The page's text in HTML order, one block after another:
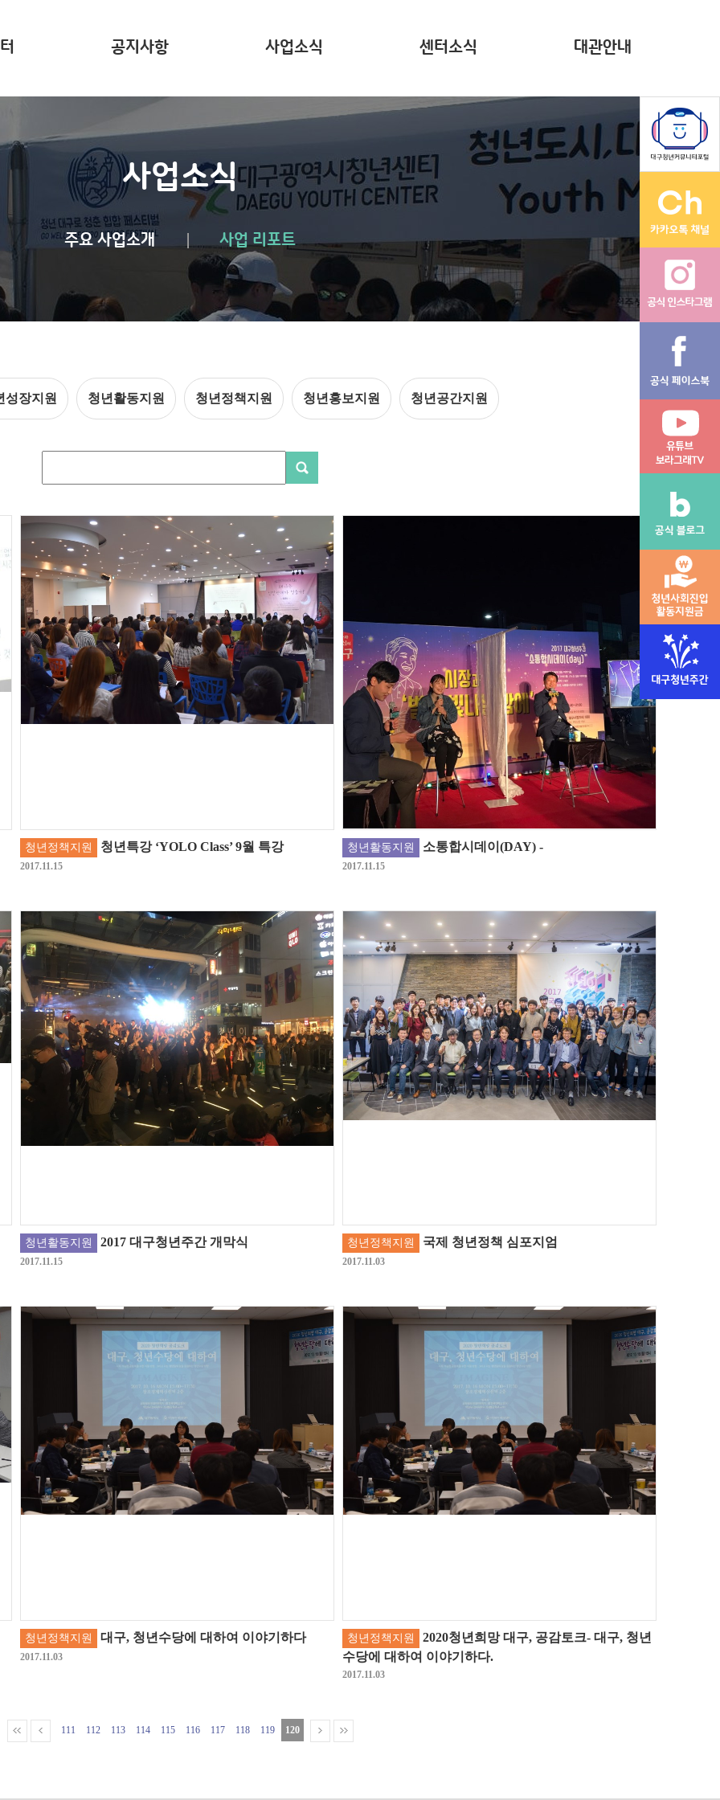
공지사항 사업소식
주요 사업소개
센터소식
뉴스레터(~2023)
계약현황 공시
대관안내
사업소식
주요 사업소개 사업 리포트
성장지원 청년활동지원 청년정책지원 청년홍보지원 청년공간지원
청년정책지원 청년특강 ‘YOLO Class’ 9월 특강
2017.11.15
청년활동지원 소통합시데이(DAY) -
2017.11.15
청년활동지원 2017 대구청년주간 개막식
2017.11.15
청년정책지원 국제 청년정책 심포지엄
2017.11.03
청년정책지원 대구, 청년수당에 대하여 이야기하다
2017.11.03
청년정책지원
2020청년희망 대구, 공감토크- 대구, 청년
수당에 대하여 이야기하다.
2017.11.03
111 112 113 114 115 116 117 118 119 120